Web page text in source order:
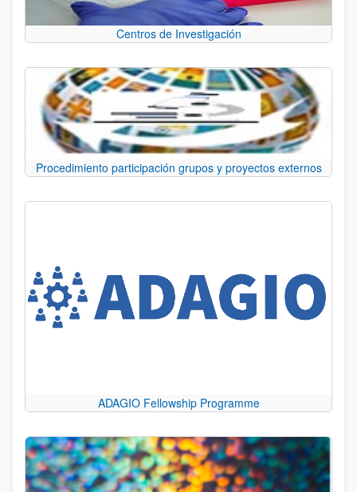
Centros de Investigación
Procedimiento participación grupos y proyectos externos
ADAGIO Fellowship Programme